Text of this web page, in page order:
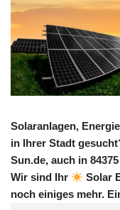
Solaranlagen,
in Ihrer Stadt
Sun.de, auch in 84375
Wir sind Ihr
Solar
noch einiges mehr.